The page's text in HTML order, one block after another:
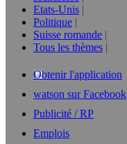
Etats-Unis
Politique
Suisse romande
Tous les thèmes
Obtenir l'application
watson sur Facebook
Publicité / RP
Emplois